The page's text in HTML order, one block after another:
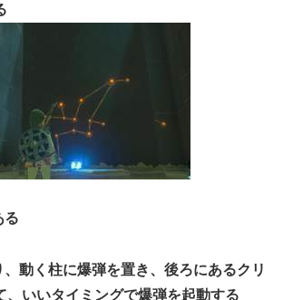
る
動く柱に爆弾を置き、後ろにあるクリ
、いいタイミングで爆弾を起動する